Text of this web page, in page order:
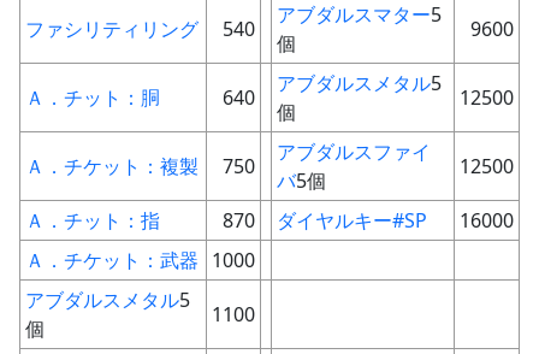
ファシリティリング 540
アブダルスマター5
個
9600
Ａ．チット：胴 640
アブダルスメタル5
個
12500
Ａ．チケット：複製 750
アブダルスファイ
バ5個
12500
Ａ．チット：指 870 ダイヤルキー#SP
16000
Ａ．チケット：武器 1000
アブダルスメタル5
個
1100